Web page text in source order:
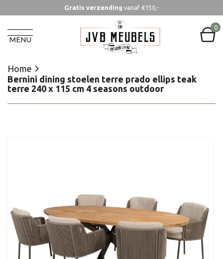
Gratis verzending vanaf €150,-
MENU
0
Home
Bernini dining stoelen terre prado ellips teak
terre 240 x 115 cm 4 seasons outdoor
Home
Bernini dining stoelen terre prado ellips teak
terre 240 x 115 cm 4 seasons outdoor